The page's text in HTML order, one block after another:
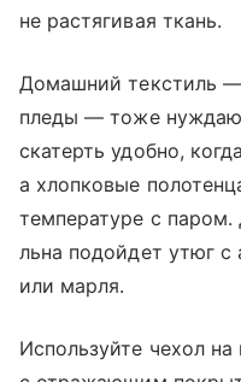
не растягивая ткань.
Домашний текстиль —
пледы — тоже
скатерть удобно,
а хлопковые
температуре с
льна подойдет утюг с
или марля.
Используйте чехол